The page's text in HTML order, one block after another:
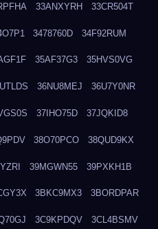
33ANXYRH 33CR504T
3478760D 34F92RUM
35AF37G3 35HVS0VG
36NU8MEJ 36U7Y0NR
37IHO75D 37JQKID8
38O70PCO 38QUD9KX
39MGWN55 39PXKH1B
3BKC9MX3 3BORDPAR
3C9KPDQV 3CL4BSMV